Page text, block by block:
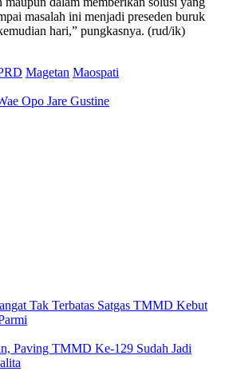
masalah ini menjadi preseden buruk
hari,” pungkasnya. (rud/ik)
Magetan Maospati
Opo Jare Gustine
Tak Terbatas Satgas TMMD Kebut
Paving TMMD Ke-129 Sudah Jadi